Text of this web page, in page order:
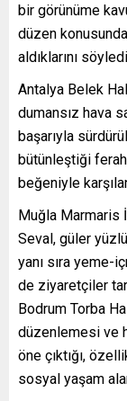
bir görünüme
düzen
aldıklarını
Antalya Belek
dumansız hava
başarıyla
bütünleştiği
beğeniyle
Muğla Marmaris
Seval, güler
yanı sıra yeme-
de ziyaretçiler
Bodrum Torba
düzenlemesi ve
öne çıktığı,
sosyal yaşam